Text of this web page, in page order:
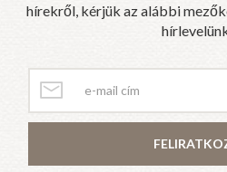
hírekről, kérjük az alábbi